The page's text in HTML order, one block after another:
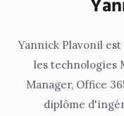
Yannick Plavonil
les technologies
Manager, Office
diplôme